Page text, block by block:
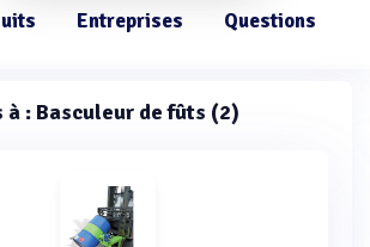
Entreprises Questions
à : Basculeur de fûts (2)